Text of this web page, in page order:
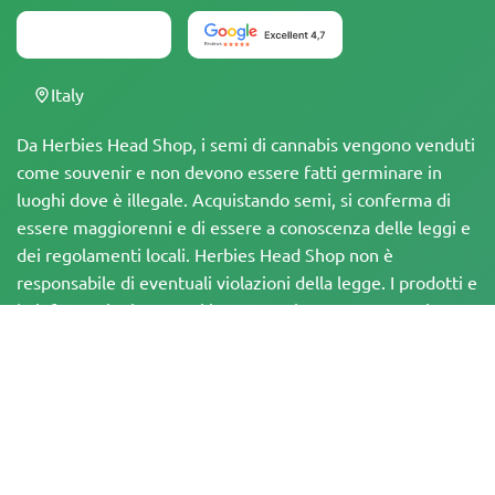
Da Herbies Head Shop, i semi di cannabis vengono venduti
come souvenir e non devono essere fatti germinare in
luoghi dove è illegale. Acquistando semi, si conferma di
essere maggiorenni e di essere a conoscenza delle leggi e
dei regolamenti locali. Herbies Head Shop non è
responsabile di eventuali violazioni della legge. I prodotti e
le informazioni presenti in questo sito non sono stati
Italy